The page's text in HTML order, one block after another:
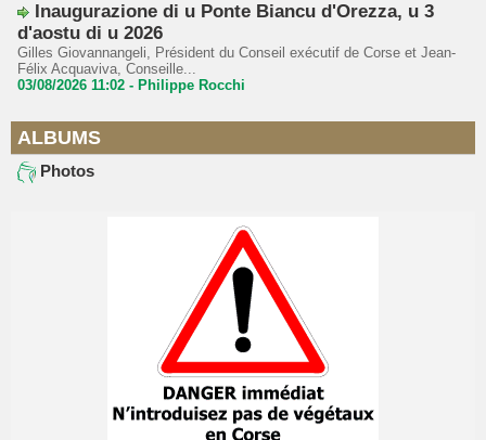
Inaugurazione di u Ponte Biancu d'Orezza, u 3
d'aostu di u 2026
Gilles Giovannangeli, Président du Conseil exécutif de Corse et Jean-
Félix Acquaviva, Conseille...
03/08/2026 11:02 - Philippe Rocchi
ALBUMS
Photos